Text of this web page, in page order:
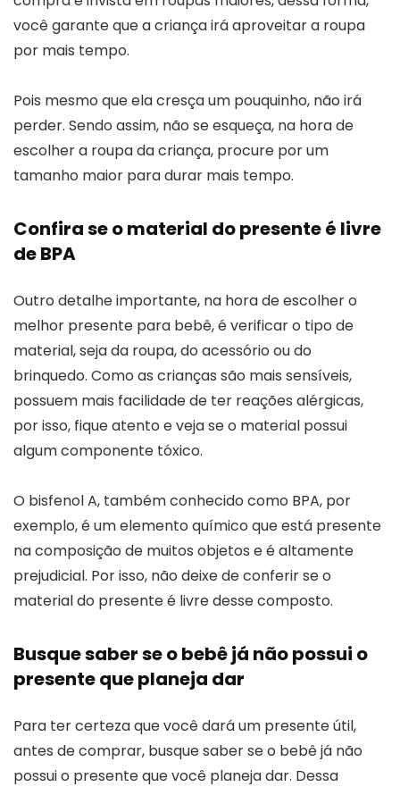
você garante que a criança irá aproveitar a roupa
por mais tempo.
Pois mesmo que ela cresça um pouquinho, não irá
perder. Sendo assim, não se esqueça, na hora de
escolher a roupa da criança, procure por um
tamanho maior para durar mais tempo.
Confira se o material do presente é livre
de BPA
Outro detalhe importante, na hora de escolher o
melhor presente para bebê, é verificar o tipo de
material, seja da roupa, do acessório ou do
brinquedo. Como as crianças são mais sensíveis,
possuem mais facilidade de ter reações alérgicas,
por isso, fique atento e veja se o material possui
algum componente tóxico.
O bisfenol A, também conhecido como BPA, por
exemplo, é um elemento químico que está presente
na composição de muitos objetos e é altamente
prejudicial. Por isso, não deixe de conferir se o
material do presente é livre desse composto.
Busque saber se o bebê já não possui o
presente que planeja dar
Para ter certeza que você dará um presente útil,
antes de comprar, busque saber se o bebê já não
possui o presente que você planeja dar. Dessa